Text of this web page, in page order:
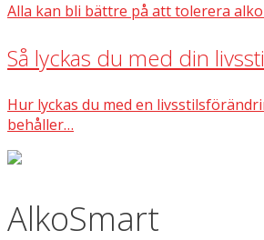
Alla kan bli bättre på att tolerera
Så lyckas du med din
Hur lyckas du med en
behåller…
AlkoSmart